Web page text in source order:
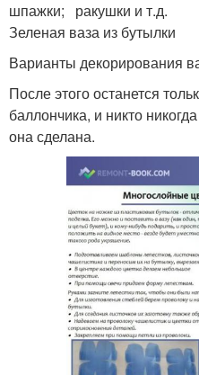
шпажки; ракушки и т.д.
Зеленая ваза из бутылки
Варианты декорирования
После этого останется
баллончика, и никто
она сделана.